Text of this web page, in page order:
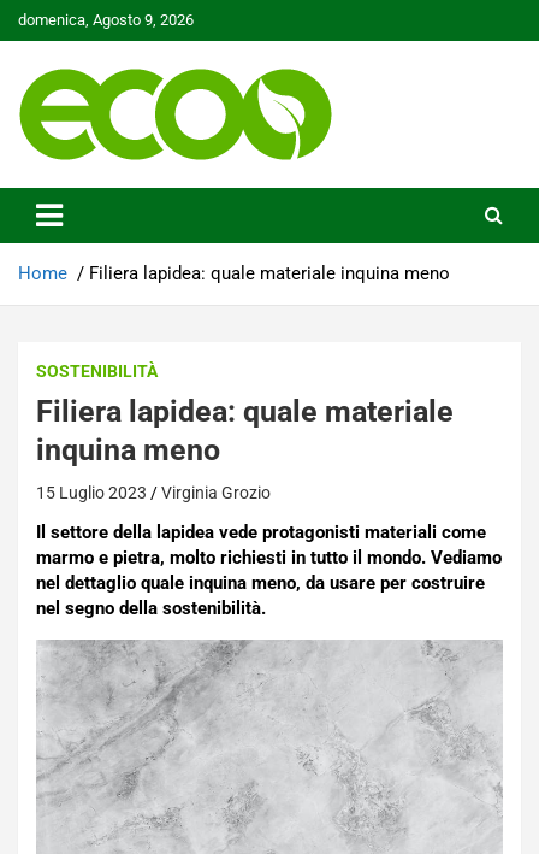
Skip
to
domenica, Agosto 9, 2026
Ecoo.it
Home Filiera lapidea: quale materiale inquina meno
SOSTENIBILITÀ
Filiera lapidea: quale materiale
inquina meno
15 Luglio 2023 Virginia Grozio
Il settore della lapidea vede protagonisti materiali come
marmo e pietra, molto richiesti in tutto il mondo. Vediamo
nel dettaglio quale inquina meno, da usare per costruire
nel segno della sostenibilità.